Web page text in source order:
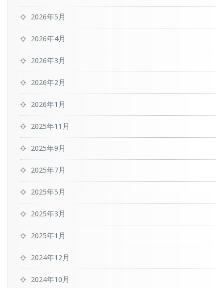
2026年5月
2026年4月
2026年3月
2026年2月
2026年1月
2025年11月
2025年9月
2025年7月
2025年5月
2025年3月
2025年1月
2024年12月
2024年10月